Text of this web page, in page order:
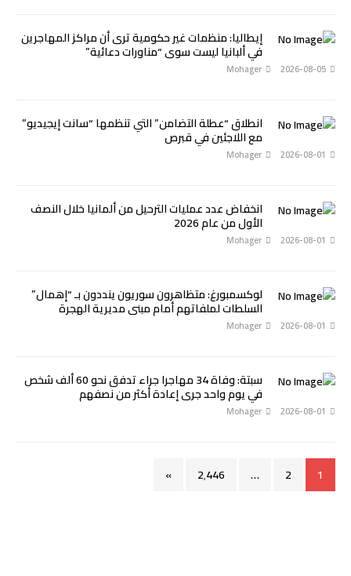
إيطاليا: منظمات غير حكومية ترى أن مراكز المهاجرين
في ألبانيا ليست سوى “مناورات دعائية”
2026-08-05
Mohager
انطلاق “عطلة التضامن” التي تنظمها “سانت إيجيديو”
مع اللاجئين في قبرص
2026-08-01
Mohager
انخفاض عدد عمليات الترحيل من ألمانيا خلال النصف
الأول من عام 2026
2026-08-01
Mohager
لوكسمبورغ: متظاهرون سوريون ينددون بـ “إهمال”
السلطات لملفاتهم أمام مبنى مديرية الهجرة
2026-08-01
Mohager
سبتة: وفاة 34 مهاجرا جراء تدفق نحو 60 ألف شخص
في يوم واحد جرى إعادة أكثر من نصفهم
2026-08-01
Mohager
1
2
… 2٬446 »